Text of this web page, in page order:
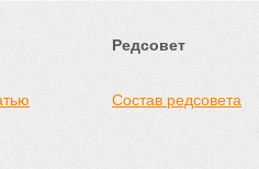
Редсовет
Состав редсовета